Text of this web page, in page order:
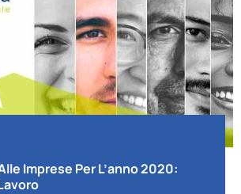
Imprese Per L’anno 2020: